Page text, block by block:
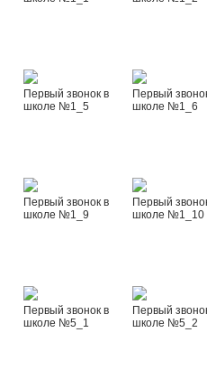
Первый звонок в
школе №1_5
Первый
школе №1_6
Первый звонок в
школе №1_9
Первый
школе №1_10
Первый звонок в
школе №5_1
Первый
школе №5_2